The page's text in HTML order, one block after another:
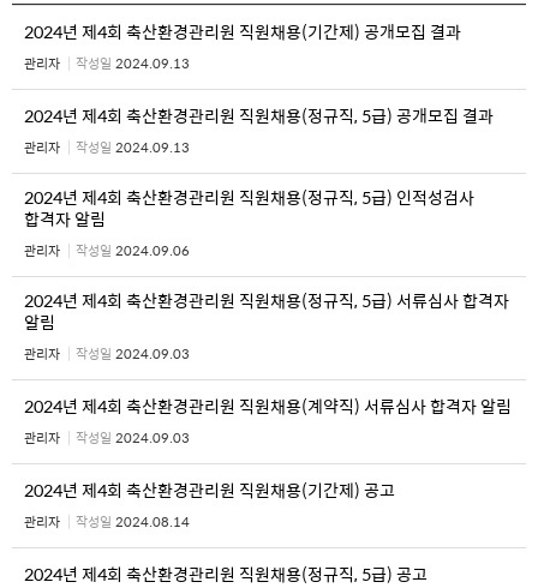
2024년 제4회 축산환경관리원 직원채용(기간제) 공개모집 결과
관리자 작성일 2024.09.13
2024년 제4회 축산환경관리원 직원채용(정규직, 5급) 공개모집 결과
관리자 작성일 2024.09.13
2024년 제4회 축산환경관리원 직원채용(정규직, 5급) 인적성검사
합격자 알림
관리자 작성일 2024.09.06
2024년 제4회 축산환경관리원 직원채용(정규직, 5급) 서류심사 합격자
알림
관리자 작성일 2024.09.03
2024년 제4회 축산환경관리원 직원채용(계약직) 서류심사 합격자 알림
관리자 작성일 2024.09.03
2024년 제4회 축산환경관리원 직원채용(기간제) 공고
관리자 작성일 2024.08.14
2024년 제4회 축산환경관리원 직원채용(정규직, 5급) 공고